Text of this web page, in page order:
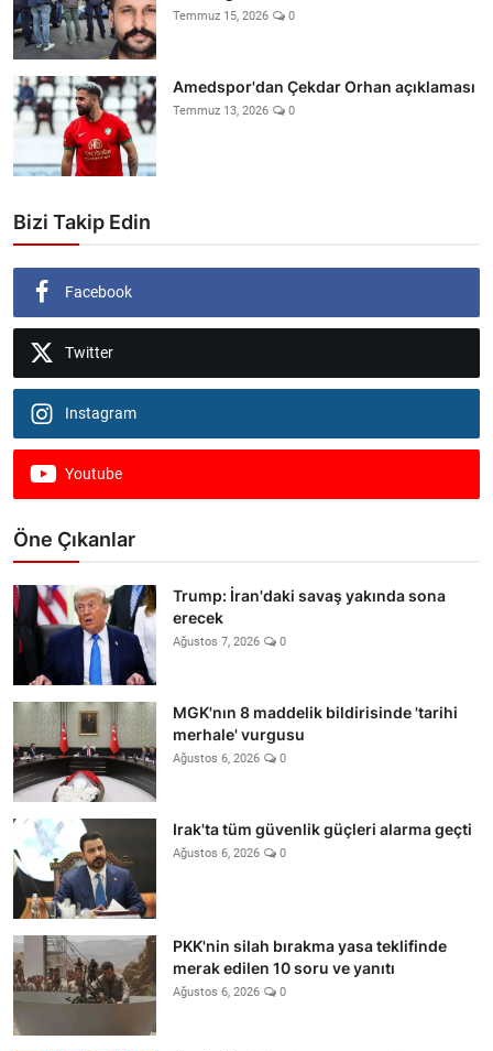
Temmuz 15, 2026 0
Amedspor'dan Çekdar Orhan açıklaması
Temmuz 13, 2026 0
Bizi Takip Edin
Facebook
Twitter
Instagram
Youtube
Öne Çıkanlar
Trump: İran'daki savaş yakında sona
erecek
Ağustos 7, 2026 0
MGK'nın 8 maddelik bildirisinde 'tarihi
merhale' vurgusu
Ağustos 6, 2026 0
Irak'ta tüm güvenlik güçleri alarma geçti
Ağustos 6, 2026 0
PKK'nin silah bırakma yasa teklifinde
merak edilen 10 soru ve yanıtı
Ağustos 6, 2026 0